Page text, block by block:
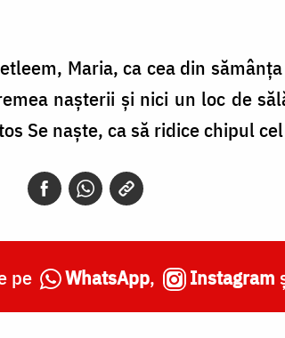
Maria, ca cea din
naşterii şi nici un loc de
Se naşte, ca să ridice chipul
pe WhatsApp, Instagram